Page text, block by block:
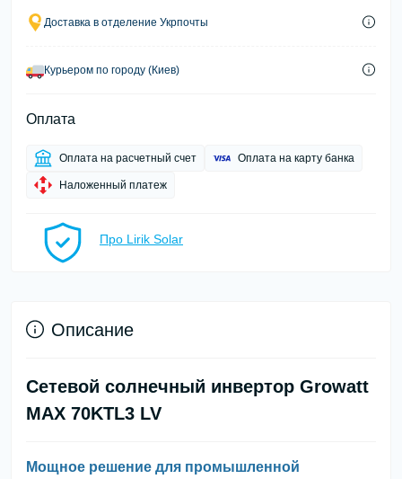
Доставка в отделение Укрпочты
Курьером по городу (Киев)
Оплата
Оплата на расчетный счет Оплата на карту банка
Наложенный платеж
Про Lirik Solar
Описание
Сетевой солнечный инвертор Growatt
MAX 70KTL3 LV
Мощное решение для промышленной